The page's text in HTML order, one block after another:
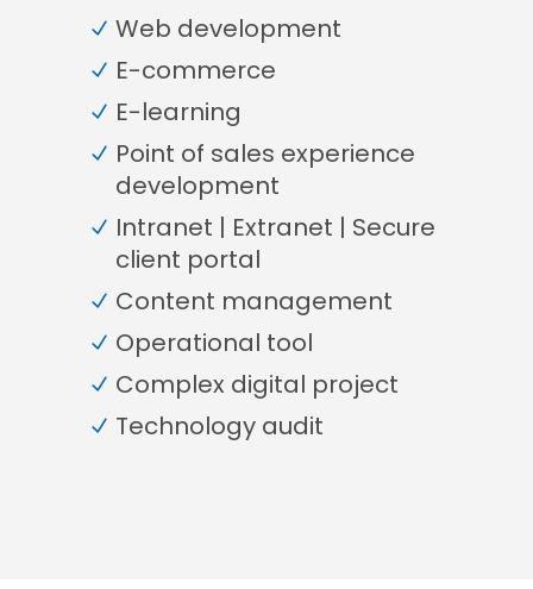
Web development
E-commerce
E-learning
Point of sales experience
development
Intranet | Extranet | Secure
client portal
Content management
Operational tool
Complex digital project
Technology audit